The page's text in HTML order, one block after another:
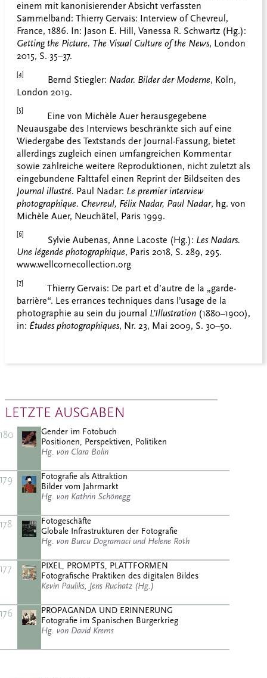
einem mit kanonisierender Absicht verfassten
Sammelband: Thierry Gervais: Interview of Chevreul,
France, 1886. In: Jason E. Hill, Vanessa R. Schwartz (Hg.):
Getting the Picture. The Visual Culture of the News, London
2015, S. 35–37.
[4]
Bernd Stiegler: Nadar. Bilder der Moderne, Köln,
London 2019.
[5]
Eine von Michèle Auer herausgegebene
Neuausgabe des Interviews beschränkte sich auf eine
Wiedergabe des Textstands der Journal-Fassung, bietet
allerdings zugleich einen umfangreichen Kommentar
sowie zahlreiche weitere Reproduktionen, nicht zuletzt als
eingebundene Falttafel einen Reprint der Bildseiten des
Journal illustré. Paul Nadar: Le premier interview
photographique. Chevreul, Félix Nadar, Paul Nadar, hg. von
Michèle Auer, Neuchâtel, Paris 1999.
[6]
Sylvie Aubenas, Anne Lacoste (Hg.): Les Nadars.
Une légende photographique, Paris 2018, S. 289, 295.
www.wellcomecollection.org
[7]
Thierry Gervais: De part et d’autre de la „garde-
barrière“. Les errances techniques dans l’usage de la
photographie au sein du journal L’Illustration (1880–1900),
in: Études photographiques, Nr. 23, Mai 2009, S. 30–50.
LETZTE AUSGABEN
180
Gender im Fotobuch
Positionen, Perspektiven, Politiken
Hg. von Clara Bolin
179
Fotografie als Attraktion
Bilder vom Jahrmarkt
Hg. von Kathrin Schönegg
178
Fotogeschäfte
Globale Infrastrukturen der Fotografie
Hg. von Burcu Dogramaci und Helene Roth
177
PIXEL, PROMPTS, PLATTFORMEN
Fotografische Praktiken des digitalen Bildes
Kevin Pauliks, Jens Ruchatz (Hg.)
176
PROPAGANDA UND ERINNERUNG
Fotografie im Spanischen Bürgerkrieg
Hg. von David Krems